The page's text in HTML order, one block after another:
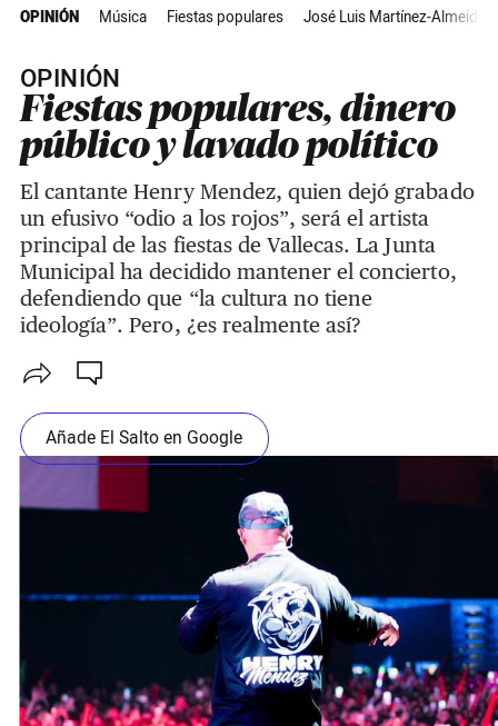
OPINIÓN Música Fiestas populares José Luis Martínez-Almeida
OPINIÓN
Fiestas populares, dinero
público y lavado político
El cantante Henry Mendez, quien dejó grabado
un efusivo “odio a los rojos”, será el artista
principal de las fiestas de Vallecas. La Junta
Municipal ha decidido mantener el concierto,
defendiendo que “la cultura no tiene
ideología”. Pero, ¿es realmente así?
Añade El Salto en Google